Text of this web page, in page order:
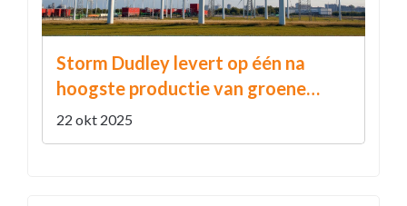
Storm Dudley levert op één na
hoogste productie van groene
energie in NL
22 okt 2025